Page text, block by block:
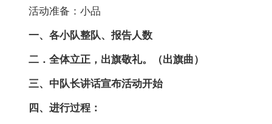
活动准备：小品
一、各小队整队、报告人数
二．全体立正，出旗敬礼。（出旗曲）
三、中队长讲话宣布活动开始
四、进行过程：